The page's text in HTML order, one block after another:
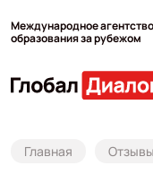
Международное агентство
образования за рубежом
Главная Отзывы